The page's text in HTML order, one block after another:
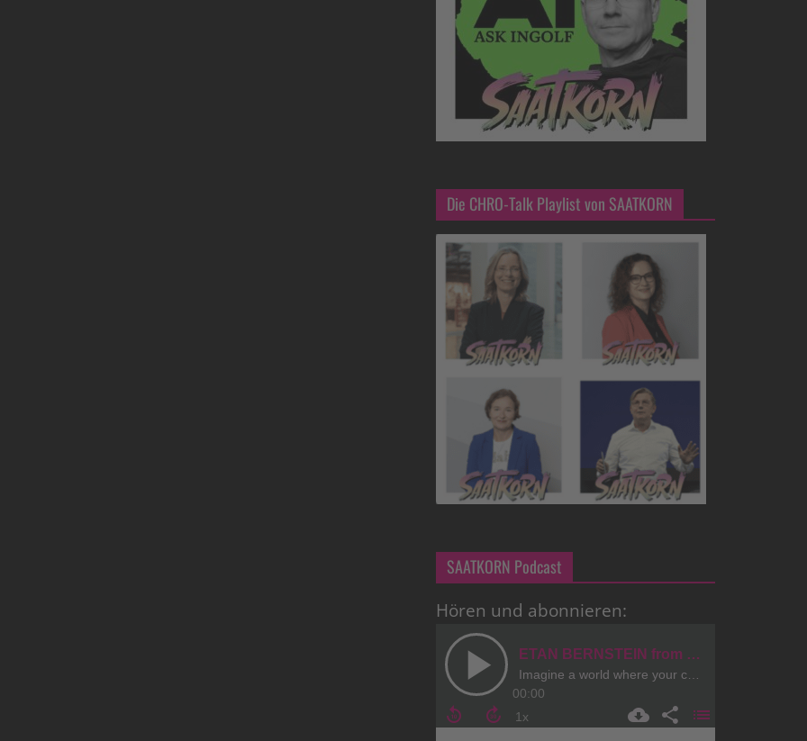
Die CHRO-Talk Playlist von SAATKORN
SAATKORN Podcast
Hören und abonnieren: